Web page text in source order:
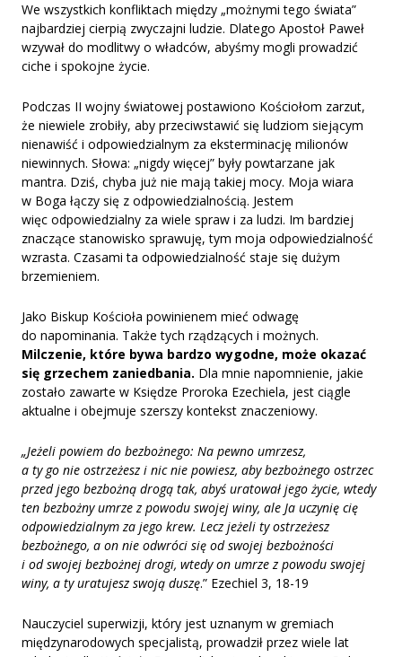
We wszystkich konfliktach między „możnymi tego świata”
najbardziej cierpią zwyczajni ludzie. Dlatego Apostoł Paweł
wzywał do modlitwy o władców, abyśmy mogli prowadzić
ciche i spokojne życie.
Podczas II wojny światowej postawiono Kościołom zarzut,
że niewiele zrobiły, aby przeciwstawić się ludziom siejącym
nienawiść i odpowiedzialnym za eksterminację milionów
niewinnych. Słowa: „nigdy więcej” były powtarzane jak
mantra. Dziś, chyba już nie mają takiej mocy. Moja wiara
w Boga łączy się z odpowiedzialnością. Jestem
więc odpowiedzialny za wiele spraw i za ludzi. Im bardziej
znaczące stanowisko sprawuję, tym moja odpowiedzialność
wzrasta. Czasami ta odpowiedzialność staje się dużym
brzemieniem.
Jako Biskup Kościoła powinienem mieć odwagę
do napominania. Także tych rządzących i możnych.
Milczenie, które bywa bardzo wygodne, może okazać
się grzechem zaniedbania. Dla mnie napomnienie, jakie
zostało zawarte w Księdze Proroka Ezechiela, jest ciągle
aktualne i obejmuje szerszy kontekst znaczeniowy.
„Jeżeli powiem do bezbożnego: Na pewno umrzesz,
a ty go nie ostrzeżesz i nic nie powiesz, aby bezbożnego ostrzec
przed jego bezbożną drogą tak, abyś uratował jego życie, wtedy
ten bezbożny umrze z powodu swojej winy, ale Ja uczynię cię
odpowiedzialnym za jego krew. Lecz jeżeli ty ostrzeżesz
bezbożnego, a on nie odwróci się od swojej bezbożności
i od swojej bezbożnej drogi, wtedy on umrze z powodu swojej
winy, a ty uratujesz swoją duszę.” Ezechiel 3, 18-19
Nauczyciel superwizji, który jest uznanym w gremiach
międzynarodowych specjalistą, prowadził przez wiele lat